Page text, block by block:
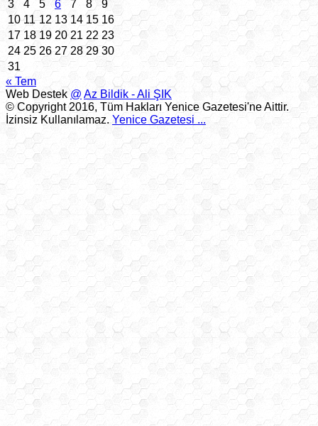
3 4 5 6 7 8
9
10 11 12 13 14 15 16
17 18 19 20 21 22 23
24 25 26 27 28 29 30
31
« Tem
Web Destek @ Az Bildik - Ali ŞIK
© Copyright 2016, Tüm Hakları Yenice Gazetesi'ne Aittir.
İzinsiz Kullanılamaz. Yenice Gazetesi ...